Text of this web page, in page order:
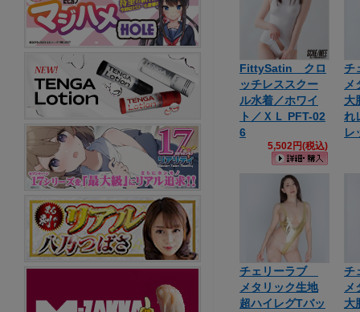
FittySatin クロ
ッチレススクー
ル水着／ホワイ
ト／ＸＬ PFT-02
6
5,502円(税込)
チ
メ
大
れ
レ
チェリーラブ
メタリック生地
超ハイレグTバッ
チ
メ
大